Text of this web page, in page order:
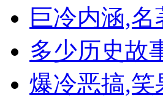
巨冷内涵,
多少历史故
爆冷恶搞,笑